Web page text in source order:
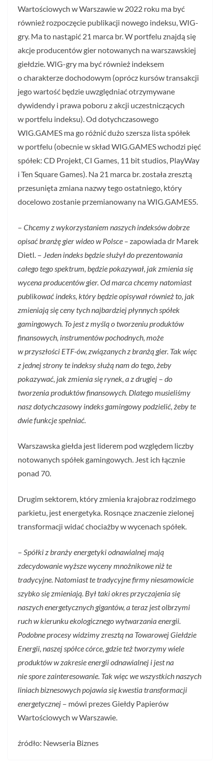
Wartościowych w Warszawie w 2022 roku ma być
również rozpoczęcie publikacji nowego indeksu, WIG-
gry. Ma to nastąpić 21 marca br. W portfelu znajdą się
akcje producentów gier notowanych na warszawskiej
giełdzie. WIG-gry ma być również indeksem
o charakterze dochodowym (oprócz kursów transakcji
jego wartość będzie uwzględniać otrzymywane
dywidendy i prawa poboru z akcji uczestniczących
w portfelu indeksu). Od dotychczasowego
WIG.GAMES ma go różnić dużo szersza lista spółek
w portfelu (obecnie w skład WIG.GAMES wchodzi pięć
spółek: CD Projekt, CI Games, 11 bit studios, PlayWay
i Ten Square Games). Na 21 marca br. została zresztą
przesunięta zmiana nazwy tego ostatniego, który
docelowo zostanie przemianowany na WIG.GAMES5.
– Chcemy z wykorzystaniem naszych indeksów dobrze
opisać branżę gier wideo w Polsce –zapowiada dr Marek
Dietl. – Jeden indeks będzie służył do prezentowania
całego tego spektrum, będzie pokazywał, jak zmienia się
wycena producentów gier. Od marca chcemy natomiast
publikować indeks, który będzie opisywał również to, jak
zmieniają się ceny tych najbardziej płynnych spółek
gamingowych. To jest z myślą o tworzeniu produktów
finansowych, instrumentów pochodnych, może
w przyszłości ETF-ów, związanych z branżą gier. Tak więc
z jednej strony te indeksy służą nam do tego, żeby
pokazywać, jak zmienia się rynek, a z drugiej – do
tworzenia produktów finansowych. Dlatego musieliśmy
nasz dotychczasowy indeks gamingowy podzielić, żeby te
dwie funkcje spełniać.
Warszawska giełda jest liderem pod względem liczby
notowanych spółek gamingowych. Jest ich łącznie
ponad 70.
Drugim sektorem, który zmienia krajobraz rodzimego
parkietu, jest energetyka. Rosnące znaczenie zielonej
transformacji widać chociażby w wycenach spółek.
– Spółki z branży energetyki odnawialnej mają
zdecydowanie wyższe wyceny mnożnikowe niż te
tradycyjne. Natomiast te tradycyjne firmy niesamowicie
szybko się zmieniają. Był taki okres przyczajenia się
naszych energetycznych gigantów, a teraz jest olbrzymi
ruch w kierunku ekologicznego wytwarzania energii.
Podobne procesy widzimy zresztą na Towarowej Giełdzie
Energii, naszej spółce córce, gdzie też tworzymy wiele
produktów w zakresie energii odnawialnej i jest na
nie spore zainteresowanie. Tak więc we wszystkich naszych
liniach biznesowych pojawia się kwestia transformacji
energetycznej – mówi prezes Giełdy Papierów
Wartościowych w Warszawie.
źródło: Newseria Biznes